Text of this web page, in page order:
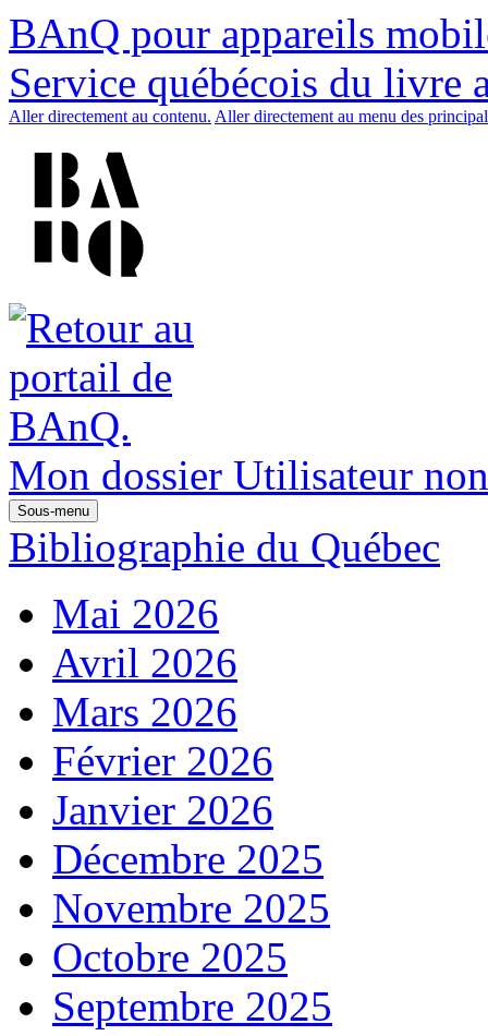
BAnQ pour appareils
Service québécois du livre
Aller directement au contenu. Aller directement au menu des
Mon dossier Utilisateur
Sous-menu
Bibliographie du Québec
Mai 2026
Avril 2026
Mars 2026
Février 2026
Janvier 2026
Décembre 2025
Novembre 2025
Octobre 2025
Septembre 2025